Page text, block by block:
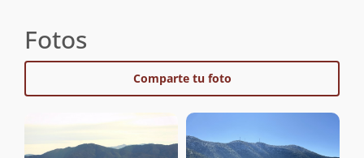
Fotos
Comparte tu foto